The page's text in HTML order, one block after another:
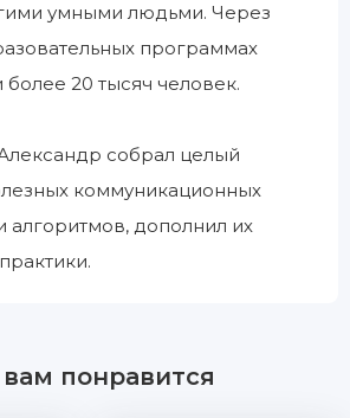
умными людьми. Через
программах
20 тысяч человек.
собрал целый
коммуникационных
алгоритмов, дополнил их
понравится